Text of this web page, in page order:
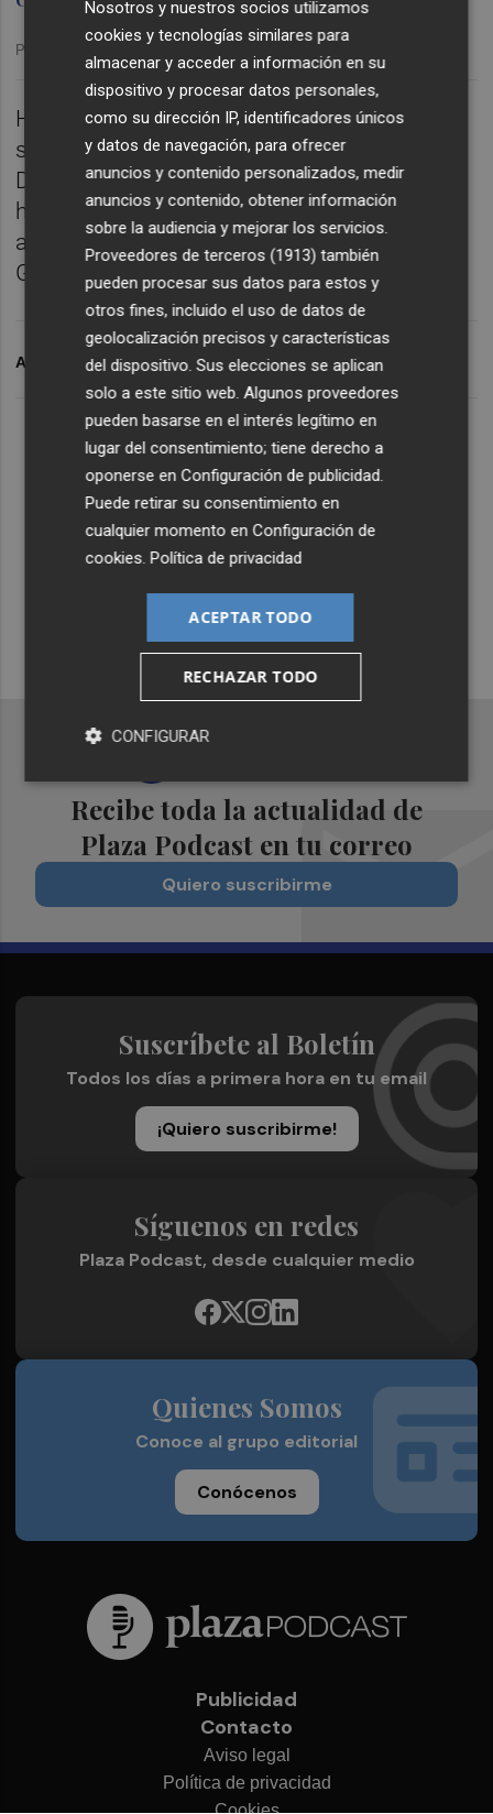
Lo Más Escuchado
Suscríbete al canal de
Whatsapp
Siempre al día de las últimas noticias
¡Quiero suscribirme!
Publicado: 04/12/2025 ·
Hablamos de la última hora del Castellón en
su preparación de cara al partido frente al
Deportivo y dedicamos nuestro tiempo
habitual al fútbol base y al femenino
albinegros con entrevistas a Charbel
González e Iván Ausina.
ARCHIVADO EN CD CASTELLÓN FÚTBOL
Recibe toda la actualidad de
Plaza Podcast en tu correo
Quiero suscribirme
Suscríbete al Boletín
Todos los días a primera hora en tu email
¡Quiero suscribirme!
Síguenos en redes
Plaza Podcast, desde cualquier medio
Quienes Somos
Conoce al grupo editorial
Conócenos
Publicidad
Contacto
Aviso legal
Política de privacidad
Cookies
Nosotros y nuestros socios utilizamos
cookies y tecnologías similares para
almacenar y acceder a información en su
dispositivo y procesar datos personales,
como su dirección IP, identificadores únicos
y datos de navegación, para ofrecer
anuncios y contenido personalizados, medir
anuncios y contenido, obtener información
sobre la audiencia y mejorar los servicios.
Proveedores de terceros (1913) también
pueden procesar sus datos para estos y
otros fines, incluido el uso de datos de
geolocalización precisos y características
del dispositivo. Sus elecciones se aplican
solo a este sitio web. Algunos proveedores
pueden basarse en el interés legítimo en
lugar del consentimiento; tiene derecho a
oponerse enConfiguración de publicidad
Puede retirar su consentimiento en
cualquier momento enConfiguración de
cookies .Política de privacidad
ACEPTAR TODO
RECHAZAR TODO
CONFIGURAR